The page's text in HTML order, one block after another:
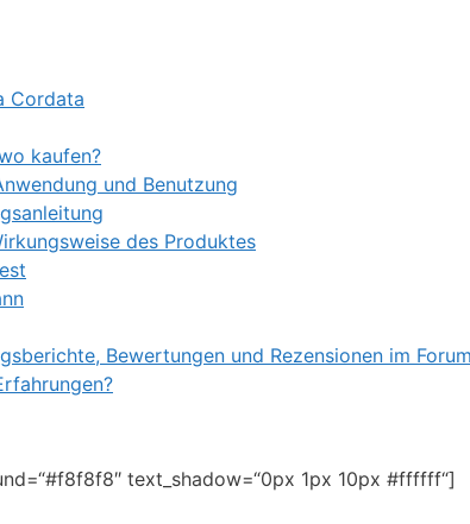
Cordata
kaufen?
und Benutzung
des Produktes
Bewertungen und Rezensionen im Forum
text_shadow=“0px 1px 10px #ffffff“]